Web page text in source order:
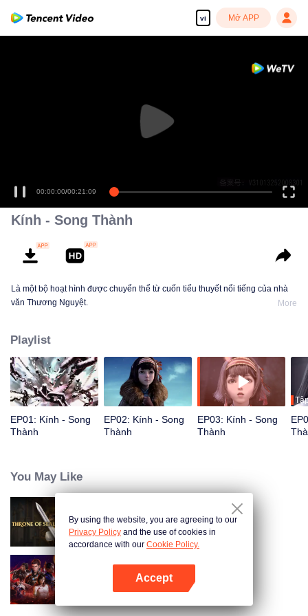
vi Mở APP
00:00:00/00:21:09
Kính - Song Thành
Là một bộ hoạt hình được chuyển thể từ cuốn tiểu thuyết nổi tiếng của nhà
văn Thương Nguyệt.
More
Playlist
EP01: Kính - Song
Thành
EP02: Kính - Song
Thành
EP03: Kính - Song
Thành
You May Like
Thần Ấn Vương Toạ
Thôn Tính Bầu Trời
By using the website, you are agreeing to our
Privacy Policy and the use of cookies in
accordance with our Cookie Policy.
Accept